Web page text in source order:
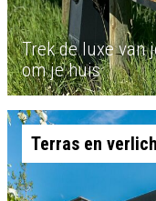
Trek de luxe van
om je huis
Terras en